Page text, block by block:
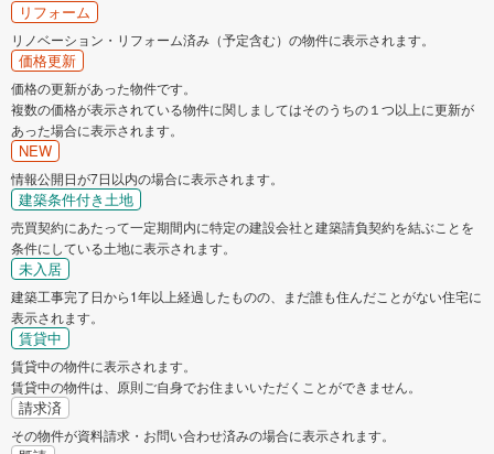
リフォーム
リノベーション・リフォーム済み（予定含む）の物件に表示されます。
価格更新
価格の更新があった物件です。
複数の価格が表示されている物件に関しましてはそのうちの１つ以上に更新が
あった場合に表示されます。
NEW
情報公開日が7日以内の場合に表示されます。
建築条件付き土地
売買契約にあたって一定期間内に特定の建設会社と建築請負契約を結ぶことを
条件にしている土地に表示されます。
未入居
建築工事完了日から1年以上経過したものの、まだ誰も住んだことがない住宅に
表示されます。
賃貸中
賃貸中の物件に表示されます。
賃貸中の物件は、原則ご自身でお住まいいただくことができません。
請求済
その物件が資料請求・お問い合わせ済みの場合に表示されます。